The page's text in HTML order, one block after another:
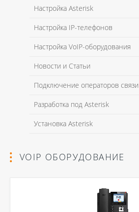
Настройка Asterisk
Настройка IP-телефонов
Настройка VoIP-оборудования
Новости и Статьи
Подключение операторов связи
Разработка под Asterisk
Установка Asterisk
VOIP ОБОРУДОВАНИЕ